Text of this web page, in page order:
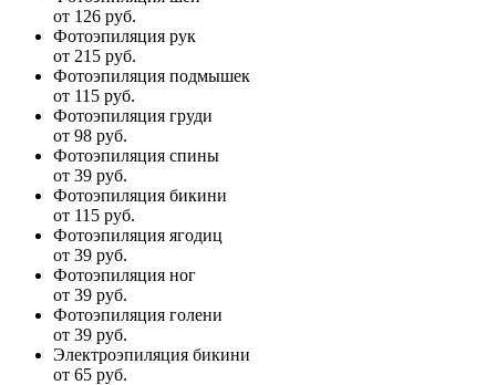
от 126 руб.
Фотоэпиляция рук
от 215 руб.
Фотоэпиляция подмышек
от 115 руб.
Фотоэпиляция груди
от 98 руб.
Фотоэпиляция спины
от 39 руб.
Фотоэпиляция бикини
от 115 руб.
Фотоэпиляция ягодиц
от 39 руб.
Фотоэпиляция ног
от 39 руб.
Фотоэпиляция голени
от 39 руб.
Электроэпиляция бикини
от 65 руб.